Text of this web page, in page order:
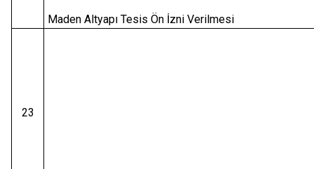
Maden Altyapı Tesis Ön İzni Verilmesi
23